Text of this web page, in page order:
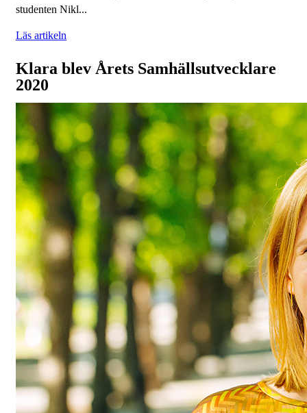
studenten Nikl...
Läs artikeln
Klara blev Årets Samhällsutvecklare
2020